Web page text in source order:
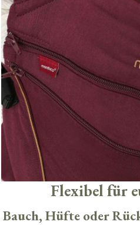
Flexibel für
Bauch, Hüfte oder